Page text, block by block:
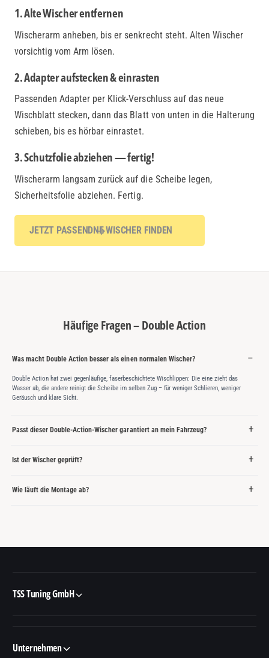
1. Alte Wischer entfernen
Wischerarm anheben, bis er senkrecht steht. Alten Wischer
vorsichtig vom Arm lösen.
2. Adapter aufstecken & einrasten
Passenden Adapter per Klick-Verschluss auf das neue
Wischblatt stecken, dann das Blatt von unten in die Halterung
schieben, bis es hörbar einrastet.
3. Schutzfolie abziehen — fertig!
Wischerarm langsam zurück auf die Scheibe legen,
Sicherheitsfolie abziehen. Fertig.
JETZT PASSENDNE WISCHER FINDEN
Häufige Fragen – Double Action
Was macht Double Action besser als einen normalen Wischer?
Double Action hat zwei gegenläufige, faserbeschichtete Wischlippen: Die eine zieht das
Wasser ab, die andere reinigt die Scheibe im selben Zug – für weniger Schlieren, weniger
Geräusch und klare Sicht.
Passt dieser Double-Action-Wischer garantiert an mein Fahrzeug?
Ist der Wischer geprüft?
Wie läuft die Montage ab?
TSS Tuning GmbH
Unternehmen